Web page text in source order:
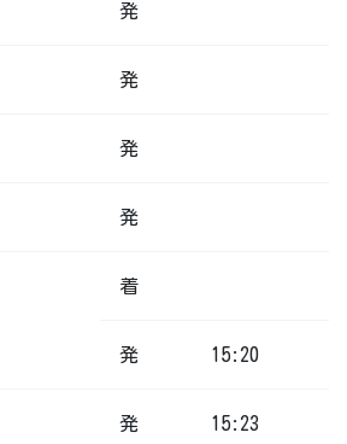
発
発
発
発
着
発 15:20
発 15:23